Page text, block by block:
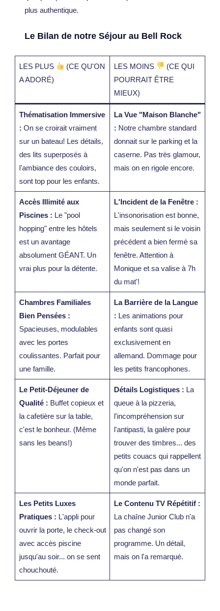
plus authentique.
Le Bilan de notre Séjour au Bell Rock
LES PLUS
(CE QU'ON
A ADORÉ)
LES MOINS
(CE QUI
POURRAIT ÊTRE
MIEUX)
Thématisation Immersive
: On se croirait vraiment
sur un bateau! Les détails,
des lits superposés à
l'ambiance des couloirs,
sont top pour les enfants.
La Vue "Maison Blanche"
: Notre chambre standard
donnait sur le parking et la
caserne. Pas très glamour,
mais on en rigole encore.
Accès Illimité aux
Piscines : Le "pool
hopping" entre les hôtels
est un avantage
absolument GÉANT. Un
vrai plus pour la détente.
L'Incident de la Fenêtre :
L'insonorisation est bonne,
mais seulement si le voisin
précédent a bien fermé sa
fenêtre. Attention à
Monique et sa valise à 7h
du mat'!
Chambres Familiales
Bien Pensées :
Spacieuses, modulables
avec les portes
coulissantes. Parfait pour
une famille.
La Barrière de la Langue
: Les animations pour
enfants sont quasi
exclusivement en
allemand. Dommage pour
les petits francophones.
Le Petit-Déjeuner de
Qualité : Buffet copieux et
la cafetière sur la table,
c'est le bonheur. (Même
sans les beans!)
Détails Logistiques : La
queue à la pizzeria,
l'incompréhension sur
l'antipasti, la galère pour
trouver des timbres... des
petits couacs qui rappellent
qu'on n'est pas dans un
monde parfait.
Les Petits Luxes
Pratiques : L'appli pour
ouvrir la porte, le check-out
avec accès piscine
jusqu'au soir... on se sent
chouchouté.
Le Contenu TV Répétitif :
La chaîne Junior Club n'a
pas changé son
programme. Un détail,
mais on l'a remarqué.